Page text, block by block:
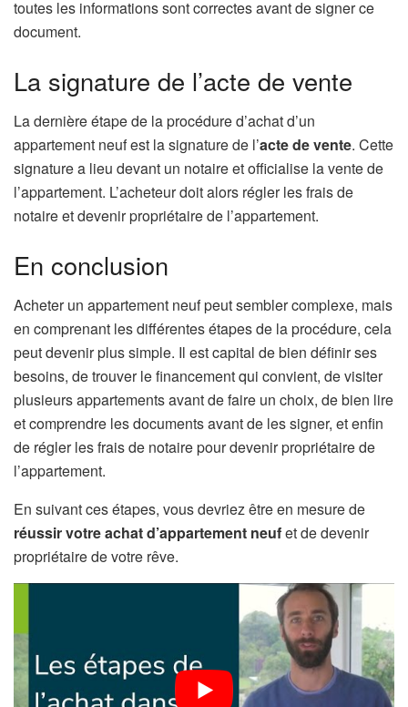
toutes les informations sont correctes avant de signer ce
document.
La signature de l’acte de vente
La dernière étape de la procédure d’achat d’un
appartement neuf est la signature de l’acte de vente. Cette
signature a lieu devant un notaire et officialise la vente de
l’appartement. L’acheteur doit alors régler les frais de
notaire et devenir propriétaire de l’appartement.
En conclusion
Acheter un appartement neuf peut sembler complexe, mais
en comprenant les différentes étapes de la procédure, cela
peut devenir plus simple. Il est capital de bien définir ses
besoins, de trouver le financement qui convient, de visiter
plusieurs appartements avant de faire un choix, de bien lire
et comprendre les documents avant de les signer, et enfin
de régler les frais de notaire pour devenir propriétaire de
l’appartement.
En suivant ces étapes, vous devriez être en mesure de
réussir votre achat d’appartement neufet de devenir
propriétaire de votre rêve.